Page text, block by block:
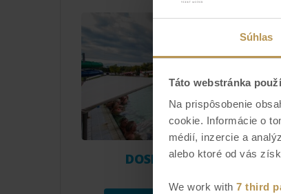
Súhlas
Táto webstránka
Na prispôsobenie
cookie. Informácie o
médií, inzercie a
alebo ktoré od vás
We work with 7 third
DOSPELÍ DO 62 ROKOV